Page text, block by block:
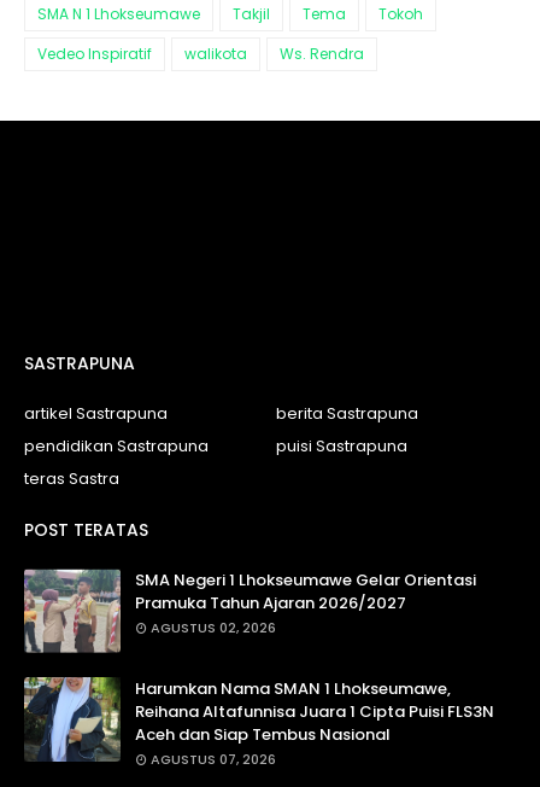
SMA N 1 Lhokseumawe
Takjil Tema
Tokoh
Vedeo Inspiratif
walikota Ws. Rendra
SASTRAPUNA
artikel Sastrapuna
berita Sastrapuna
pendidikan Sastrapuna
puisi Sastrapuna
teras Sastra
POST TERATAS
SMA Negeri 1 Lhokseumawe Gelar Orientasi
Pramuka Tahun Ajaran 2026/2027
AGUSTUS 02, 2026
Harumkan Nama SMAN 1 Lhokseumawe,
Reihana Altafunnisa Juara 1 Cipta Puisi FLS3N
Aceh dan Siap Tembus Nasional
AGUSTUS 07, 2026